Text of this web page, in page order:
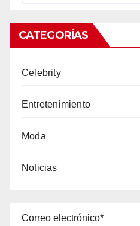
CATEGORÍAS
Celebrity
Entretenimiento
Moda
Noticias
Correo electrónico*